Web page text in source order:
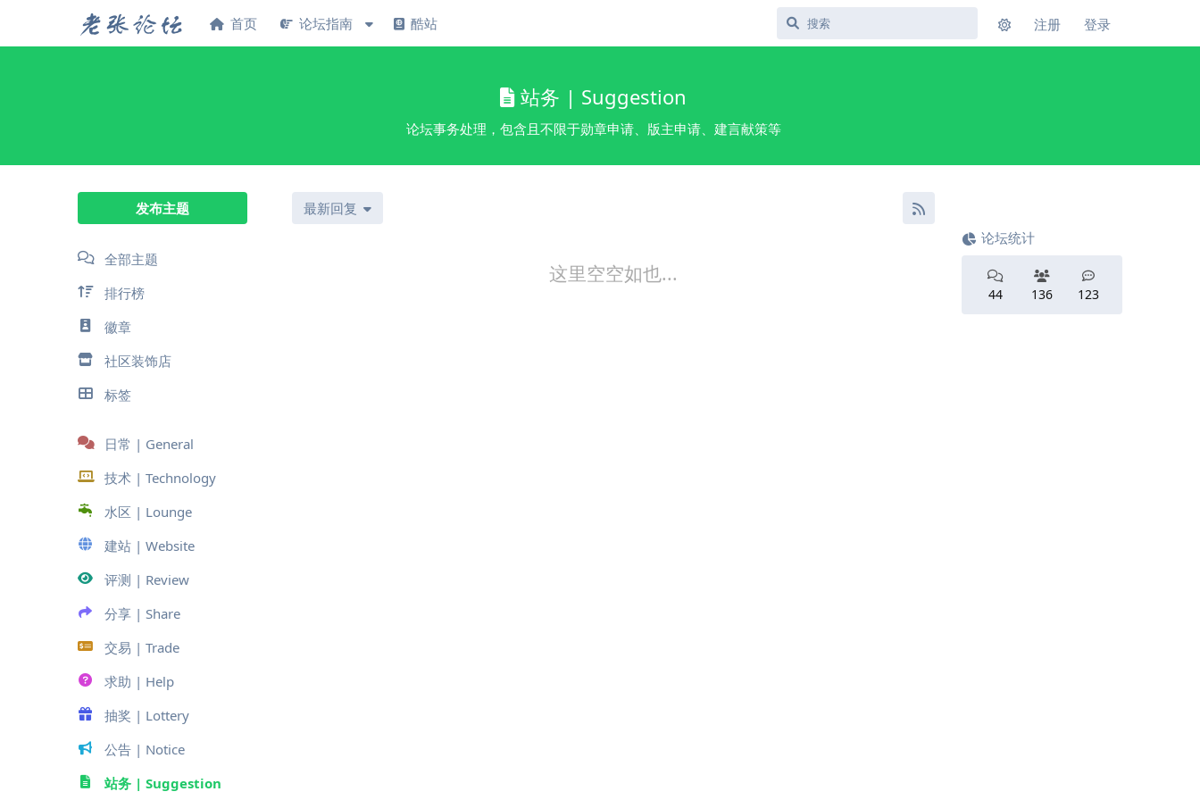
首页 论坛指南 酷站 注册 登录
站务 | Suggestion
论坛事务处理，包含且不限于勋章申请、版主申请、建言献策等
发布主题
全部主题
排行榜
徽章
社区装饰店
标签
日常 | General
技术 | Technology
水区 | Lounge
建站 | Website
评测 | Review
分享 | Share
交易 | Trade
求助 | Help
抽奖 | Lottery
公告 | Notice
站务 | Suggestion
最新回复
这里空空如也...
论坛统计
44 136 123